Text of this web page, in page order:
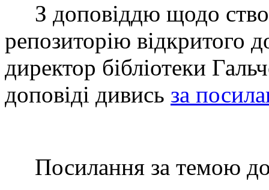
З доповіддю щодо
репозиторію відкритого
директор бібліотеки
доповіді дивись за
Посилання за темою